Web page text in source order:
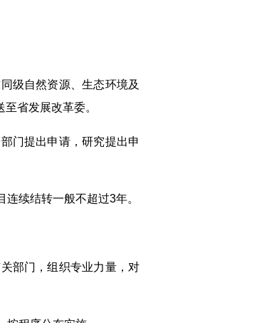
级自然资源、生态环境及
省发展改革委。
门提出申请，研究提出申
续结转一般不超过3年。
部门，组织专业力量，对